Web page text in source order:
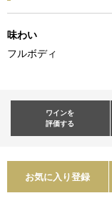
味わい
フルボディ
ワインを
評価する
お気に入り登録